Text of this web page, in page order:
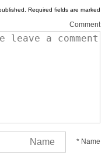
Required fields are marked
Comment
Name
*